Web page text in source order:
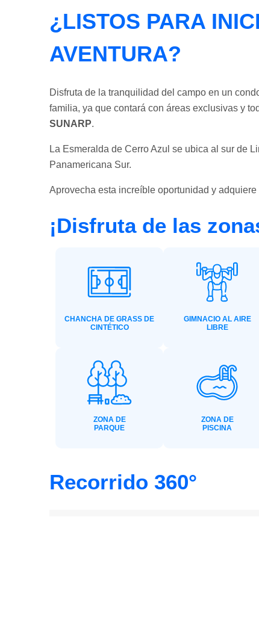
¿LISTOS PARA
AVENTURA?
Disfruta de la tranquilidad del campo en un
familia, ya que contará con áreas exclusivas y
SUNARP.
La Esmeralda de Cerro Azul se ubica al sur de
Panamericana Sur.
Aprovecha esta increíble oportunidad y
¡Disfruta de las
CHANCHA DE GRASS DE
CINTÉTICO
GIMNACIO AL AIRE
LIBRE
ZONA DE
PARQUE
ZONA DE
PISCINA
Recorrido 360°